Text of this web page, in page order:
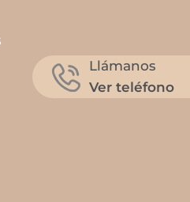
Llámanos
Ver teléfono